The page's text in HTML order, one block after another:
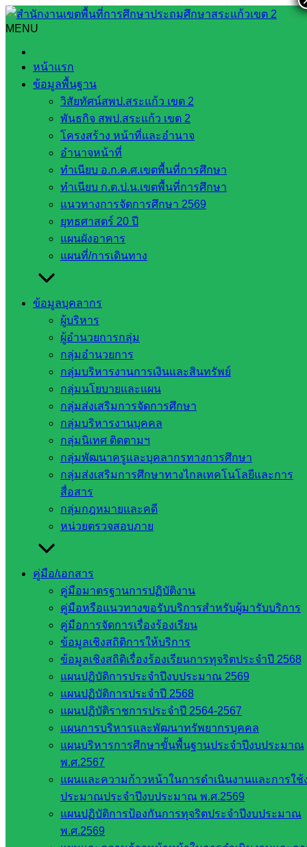
Skip
to
content
MENU
หน้าแรก
ข้อมูลพื้นฐาน
วิสัยทัศน์สพป.สระแก้ว เขต 2
พันธกิจ สพป.สระแก้ว เขต 2
โครงสร้าง หน้าที่และอำนาจ
อำนาจหน้าที่
ทำเนียบ อ.ก.ค.ศ.เขตพื้นที่การศึกษา
ทำเนียบ ก.ต.ป.น.เขตพื้นที่การศึกษา
แนวทางการจัดการศึกษา 2569
ยุทธศาสตร์ 20 ปี
แผนผังอาคาร
แผนที่/การเดินทาง
ข้อมูลบุคลากร
ผู้บริหาร
ผู้อำนวยการกลุ่ม
กลุ่มอำนวยการ
กลุ่มบริหารงานการเงินและสินทรัพย์
กลุ่มนโยบายและแผน
กลุ่มส่งเสริมการจัดการศึกษา
กลุ่มบริหารงานบุคคล
กลุ่มนิเทศ ติดตามฯ
กลุ่มพัฒนาครูและบุคลากรทางการศึกษา
กลุ่มส่งเสริมการศึกษาทางไกลเทคโนโลยีและการ
สื่อสาร
กลุ่มกฎหมายและคดี
หน่วยตรวจสอบภาย
คู่มือ/เอกสาร
คู่มือมาตรฐานการปฏิบัติงาน
คู่มือหรือแนวทางขอรับบริการสำหรับผู้มารับบริการ
คู่มือการจัดการเรื่องร้องเรียน
ข้อมูลเชิงสถิติการให้บริการ
ข้อมูลเชิงสถิติเรื่องร้องเรียนการทุจริตประจำปี 2568
แผนปฏิบัติการประจำปีงบประมาณ 2569
แผนปฏิบัติการประจำปี 2568
แผนปฏิบัติราชการประจำปี 2564-2567
แผนการบริหารและพัฒนาทรัพยากรบุคคล
แผนบริหารการศึกษาขั้นพื้นฐานประจำปีงบประมาณ
พ.ศ.2567
แผนและความก้าวหน้าในการดำเนินงานและการใช้
ประมาณประจำปีงบประมาณ พ.ศ.2569
แผนปฏิบัติการป้องกันการทุจริตประจำปีงบประมาณ
พ.ศ.2569
Search
ลงพื้นที่ตรวจเยี่ยมโรงเรียน ติดตาม สร้างขวัญ ให้กำลังใจผู้
บริหาร คณะครู และนักเรียน ณ โรงเรียนบ้านหนองหมูน้อย
ลงพื้นที่ตรวจเยี่ยมโรงเรียน ติดตาม สร้าง
ขวัญ ให้กำลังใจผู้บริหาร คณะครู และ
นักเรียน ณ โรงเรียนบ้านหนองหมูน้อย
พฤศจิกายน 29, 2022 บริหารงานบุคคล
บริหารงานบุคคล
Post Views: 365
บริหารงานบุคคล
หน่วยงาน
ที่เกี่ยวข้อง
กระทรวง
ศึกษาธิการ
กระทรวง
อุดมศึกษา
สำนักงาน
เลขาธิการ
สภาการ
ศึกษา
สำนักงาน
คณะ
กรรมการ
การ
อาชีวศึกษา
สำนักงาน
กรรมการ
การศึกษา
ขั้นพื้น